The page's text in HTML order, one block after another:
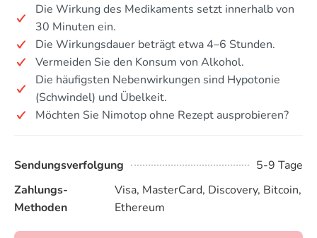
Die Wirkung des Medikaments setzt innerhalb von
30 Minuten ein.
Die Wirkungsdauer beträgt etwa 4–6 Stunden.
Vermeiden Sie den Konsum von Alkohol.
Die häufigsten Nebenwirkungen sind Hypotonie
(Schwindel) und Übelkeit.
Möchten Sie Nimotop ohne Rezept ausprobieren?
Sendungsverfolgung
5-9 Tage
Zahlungs-
Methoden
Visa, MasterCard, Discovery, Bitcoin,
Ethereum